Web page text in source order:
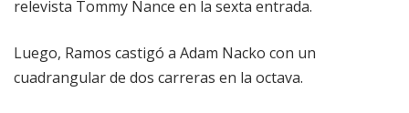
relevista Tommy Nance en la sexta entrada.
Luego, Ramos castigó a Adam Nacko con un
cuadrangular de dos carreras en la octava.